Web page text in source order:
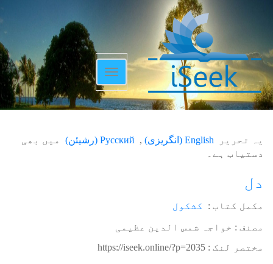
Toggle
navigation
یہ تحریر English
( انگریزی)
Русский
(رشیئن)
میں بھی
دستیاب ہے۔
دل
مکمل کتاب : کشکول
مصنف : خواجہ شمس الدین عظیمی
مختصر لنک : https://iseek.online/?p=2035